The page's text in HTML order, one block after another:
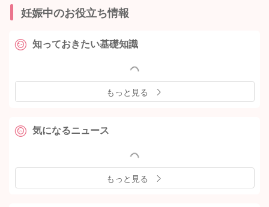
妊娠中のお役立ち情報
知っておきたい基礎知識
もっと見る
気になるニュース
もっと見る